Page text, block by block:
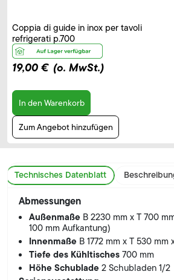
Coppia di guide in inox per tavoli
refrigerati p.700
19,00 € (o. MwSt.)
In den Warenkorb
Zum Angebot hinzufügen
Technisches Datenblatt
Abmessungen
Außenmaße B 2230 mm x T 700
100 mm Aufkantung)
Innenmaße B 1772 mm x T 530 mm
Tiefe des Kühltisches700 mm
Höhe Schublade2 Schubladen 1/2